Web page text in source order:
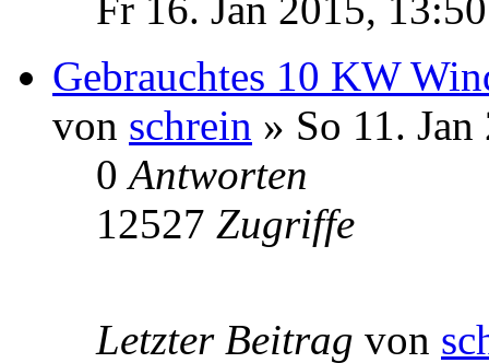
Gebrauchtes 10 KW
von schrein » So 11.
0Antworten
12527 Zugriffe
Letzter Beitrag von